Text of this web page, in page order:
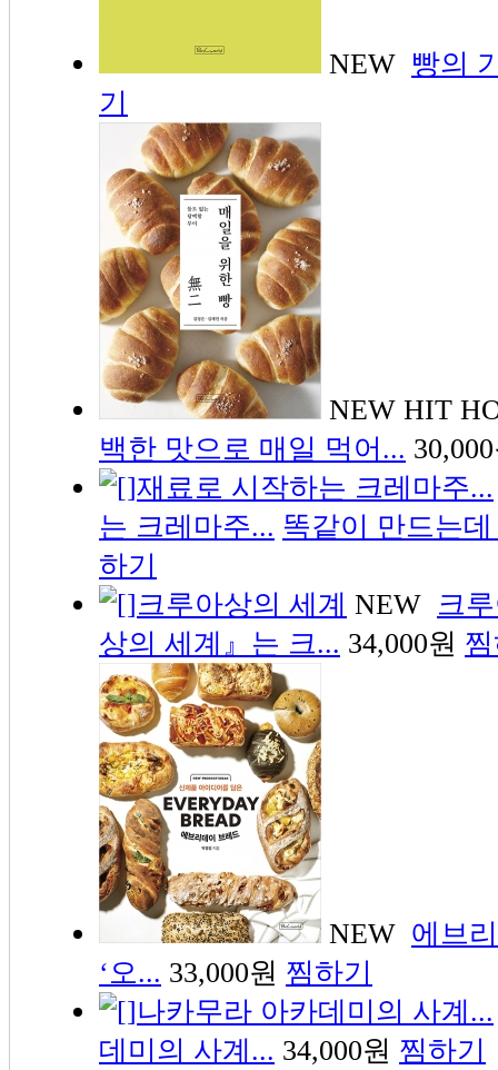
NEW 빵의
기
NEW HIT
백한 맛으로 매일 먹어...
는 크레마주... 똑같이 만드는
하기
NEW 크
상의 세계』는 크... 34,000원
NEW 에브
‘오... 33,000원 찜하기
데미의 사계... 34,000원 찜하기